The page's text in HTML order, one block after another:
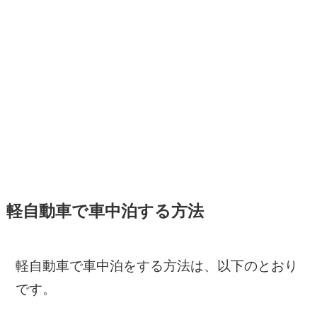
軽自動車で車中泊する方法
軽自動車で車中泊をする方法は、以下のとおり
です。